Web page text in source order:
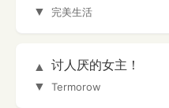
▼
完美生活
▲
▼
讨人厌的女主！
Termorow